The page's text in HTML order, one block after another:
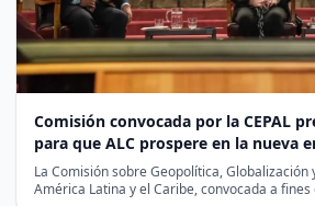
Comisión convocada por la CEPAL
para que ALC prospere en la nueva
La Comisión sobre Geopolítica, Globalización
América Latina y el Caribe, convocada a